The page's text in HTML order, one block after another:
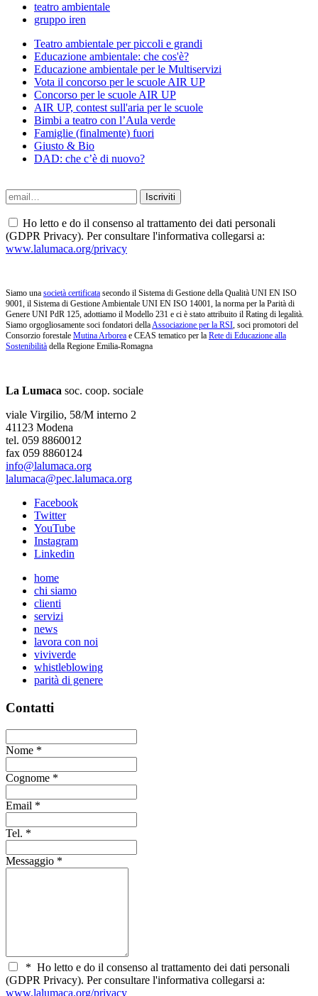
teatro ambientale
gruppo iren
Teatro ambientale per piccoli e grandi
Educazione ambientale: che cos'è?
Educazione ambientale per le Multiservizi
Vota il concorso per le scuole AIR UP
Concorso per le scuole AIR UP
AIR UP, contest sull'aria per le scuole
Bimbi a teatro con l’Aula verde
Famiglie (finalmente) fuori
Giusto & Bio
DAD: che c’è di nuovo?
Ho letto e do il consenso al trattamento dei dati personali
(GDPR Privacy). Per consultare l'informativa collegarsi a:
www.lalumaca.org/privacy
Siamo una società certificata secondo il Sistema di Gestione della Qualità UNI EN ISO
9001, il Sistema di Gestione Ambientale UNI EN ISO 14001, la norma per la Parità di
Genere UNI PdR 125, adottiamo il Modello 231 e ci è stato attribuito il Rating di legalità.
Siamo orgogliosamente soci fondatori dellaAssociazione per la RSI, soci promotori del
Consorzio forestale Mutina Arborea e CEAS tematico per la Rete di Educazione alla
Sostenibilità della Regione Emilia-Romagna
La Lumaca soc. coop. sociale
viale Virgilio, 58/M interno 2
41123 Modena
tel. 059 8860012
fax 059 8860124
info@lalumaca.org
lalumaca@pec.lalumaca.org
Facebook
Twitter
YouTube
Instagram
Linkedin
home
chi siamo
clienti
servizi
news
lavora con noi
viviverde
whistleblowing
parità di genere
Contatti
Nome *
Cognome *
Email *
Tel. *
Messaggio *
* Ho letto e do il consenso al trattamento dei dati personali
(GDPR Privacy). Per consultare l'informativa collegarsi a:
www.lalumaca.org/privacy